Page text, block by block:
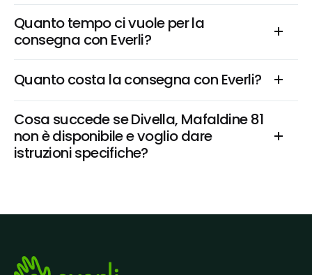
Quanto tempo ci vuole per la
consegna con Everli?
Quanto costa la consegna con Everli?
Cosa succede se Divella, Mafaldine 81
non è disponibile e voglio dare
istruzioni specifiche?